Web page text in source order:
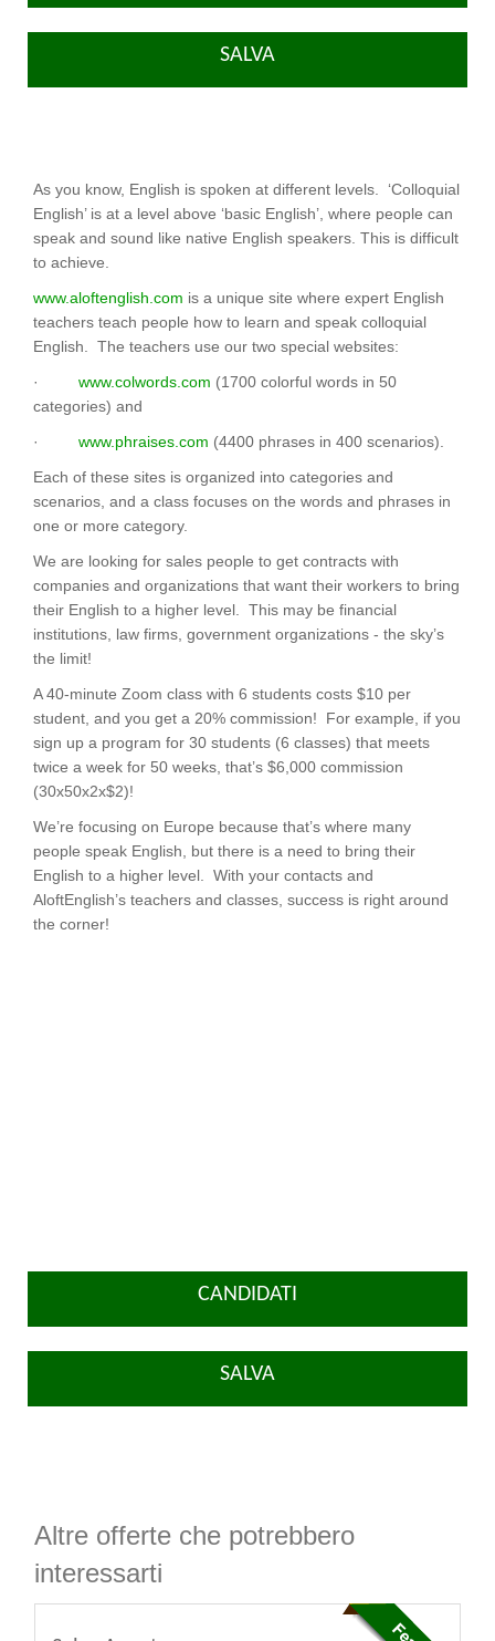
SALVA
As you know, English is spoken at different levels. ‘Colloquial
English’ is at a level above ‘basic English’, where people can
speak and sound like native English speakers. This is difficult
to achieve.
www.aloftenglish.com is a unique site where expert English
teachers teach people how to learn and speak colloquial
English. The teachers use our two special websites:
· www.colwords.com (1700 colorful words in 50
categories) and
· www.phraises.com (4400 phrases in 400 scenarios).
Each of these sites is organized into categories and
scenarios, and a class focuses on the words and phrases in
one or more category.
We are looking for sales people to get contracts with
companies and organizations that want their workers to bring
their English to a higher level. This may be financial
institutions, law firms, government organizations - the sky’s
the limit!
A 40-minute Zoom class with 6 students costs $10 per
student, and you get a 20% commission! For example, if you
sign up a program for 30 students (6 classes) that meets
twice a week for 50 weeks, that’s $6,000 commission
(30x50x2x$2)!
We’re focusing on Europe because that’s where many
people speak English, but there is a need to bring their
English to a higher level. With your contacts and
AloftEnglish’s teachers and classes, success is right around
the corner!
CANDIDATI
SALVA
Altre offerte che potrebbero
interessarti